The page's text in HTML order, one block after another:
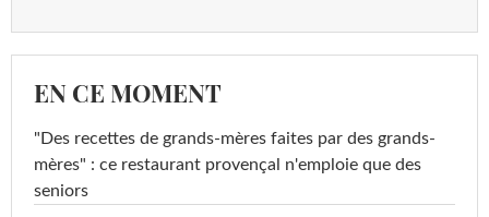
EN CE MOMENT
"Des recettes de grands-mères faites par des grands-
mères" : ce restaurant provençal n'emploie que des
seniors